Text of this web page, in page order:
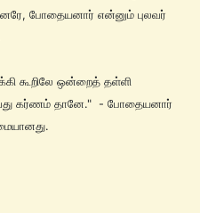
போதையனார் என்னும் புலவர்
கூறிலே ஒன்றைத் தள்ளி
கர்ணம் தானே." - போதையனார்